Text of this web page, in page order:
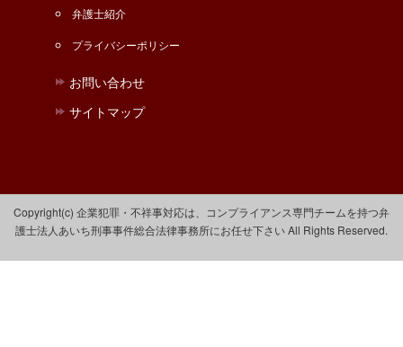
弁護士紹介
プライバシーポリシー
お問い合わせ
サイトマップ
Copyright(c) 企業犯罪・不祥事対応は、コンプライアンス専門チームを持つ弁
護士法人あいち刑事事件総合法律事務所にお任せ下さい All Rights Reserved.